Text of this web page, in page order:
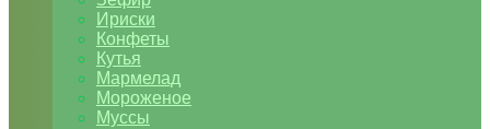
Ириски
Конфеты
Кутья
Мармелад
Мороженое
Муссы